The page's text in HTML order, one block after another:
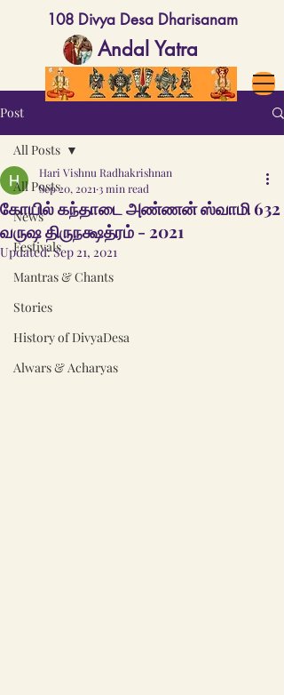
Andal Yatra
108 Divya Desa Dharisanam
Post
All Posts
News
Festivals
Mantras & Chants
Stories
History of DivyaDesa
Alwars & Acharyas
All Posts
கோயில் கந்தாடை அண்ணன் ஸ்வாமி 632
வருஷ திருநக்ஷத்ரம் - 2021
Hari Vishnu Radhakrishnan
Sep 20, 2021 3 min read
Updated:Sep 21, 2021